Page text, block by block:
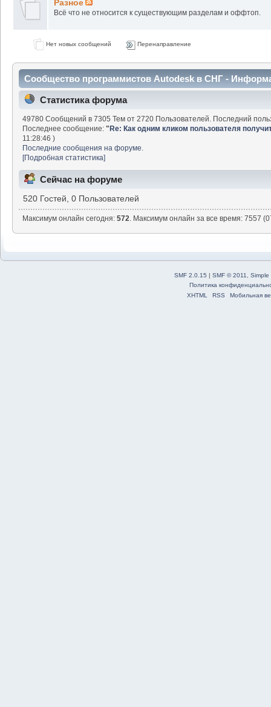
Разное
Всё что не относится к существующим разделам и оффтоп.
Нет новых сообщений Перенаправление
Сообщество программистов Autodesk в СНГ -
Статистика форума
49780 Сообщений в 7305 Тем от 2720 Пользователей. Последний
Последнее сообщение:"Re: Как одним кликом пользователя
11:28:46 )
Последние сообщения на форуме.
[Подробная статистика]
Сейчас на форуме
520 Гостей, 0 Пользователей
Максимум онлайн сегодня:572. Максимум онлайн за все время: 7557
SMF 2.0.15 | SMF © 2011
Simple
Политика
XHTML
RSS Мобильная